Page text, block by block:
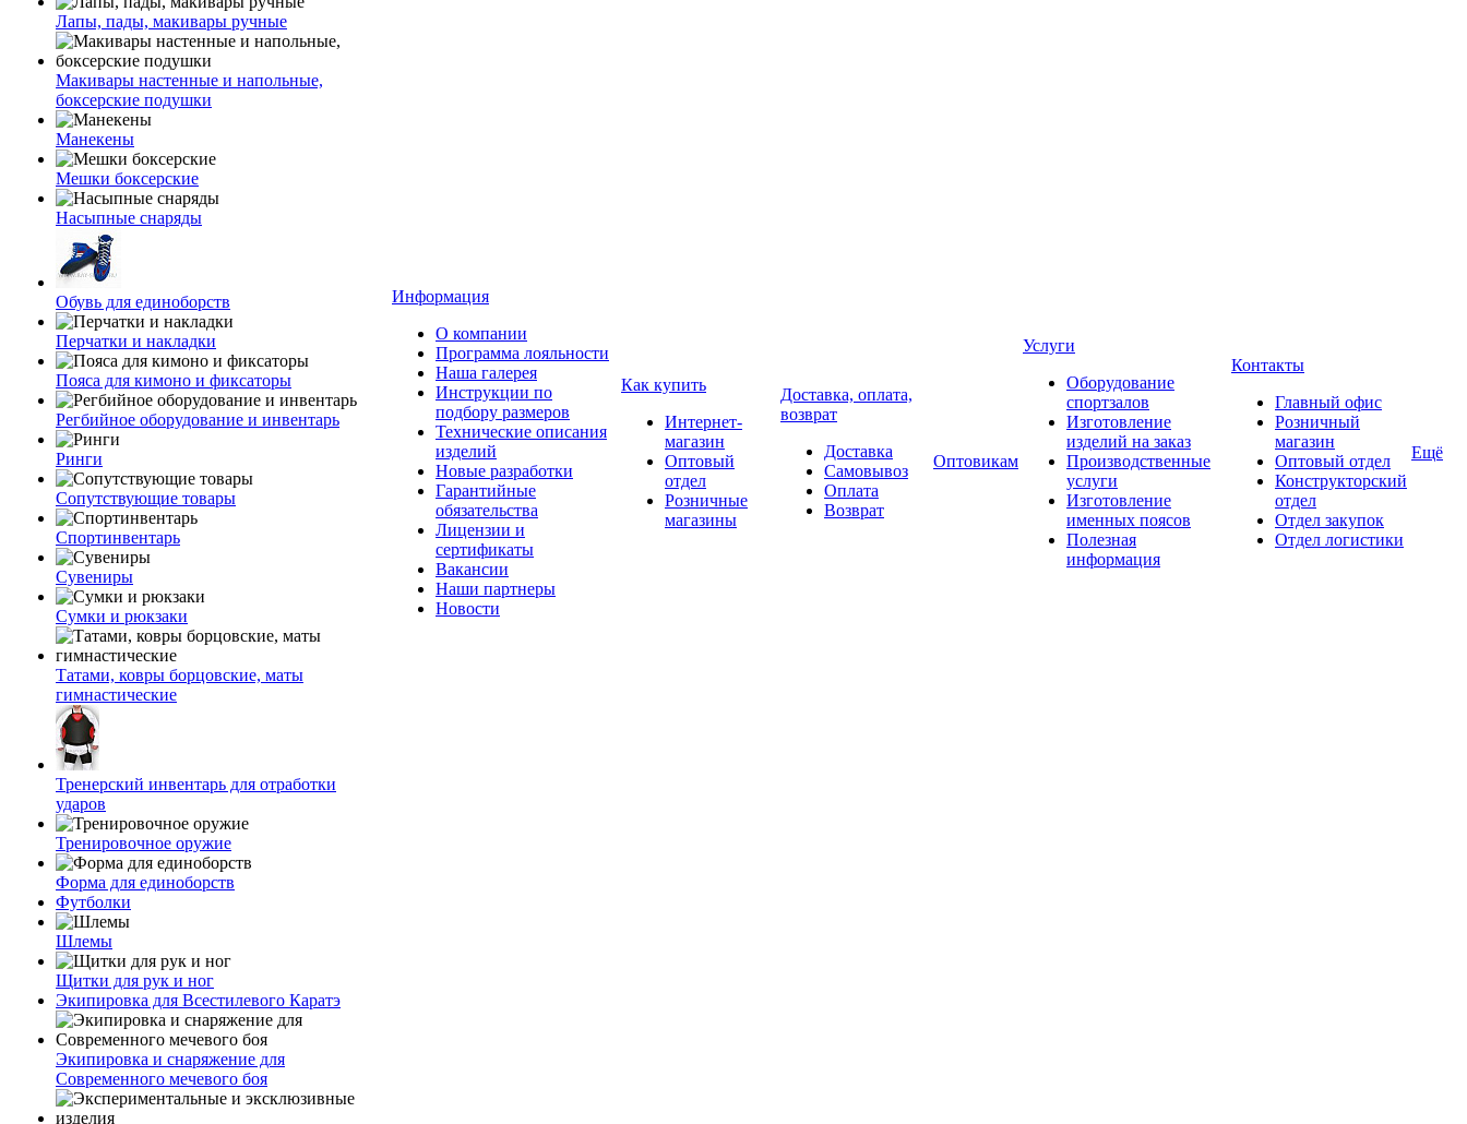
Лапы, пады, макивары ручные
Макивары настенные и напольные,
боксерские подушки
Манекены
Мешки боксерские
Насыпные снаряды
Обувь для единоборств
Перчатки и накладки
Пояса для кимоно и фиксаторы
Регбийное оборудование и инвентарь
Ринги
Сопутствующие товары
Спортинвентарь
Сувениры
Сумки и рюкзаки
Татами, ковры борцовские, маты
гимнастические
Тренерский инвентарь для отработки
ударов
Тренировочное оружие
Форма для единоборств
Футболки
Шлемы
Щитки для рук и ног
Экипировка для Всестилевого Каратэ
Экипировка и снаряжение для
Современного мечевого боя
Информация
О компании
Программа лояльности
Наша галерея
Инструкции по
подбору размеров
Технические описания
изделий
Новые разработки
Гарантийные
обязательства
Лицензии и
сертификаты
Вакансии
Наши партнеры
Новости
Как купить
Интернет-
магазин
Оптовый
отдел
Розничные
магазины
Доставка, оплата,
возврат
Доставка
Самовывоз
Оплата
Возврат
Оптовикам
Услуги
Оборудование
спортзалов
Изготовление
изделий на заказ
Производственные
услуги
Изготовление
именных поясов
Полезная
информация
Контакты
Главный офис
Розничный
магазин
Оптовый отдел
Конструкторский
отдел
Отдел закупок
Отдел логистики
Ещё